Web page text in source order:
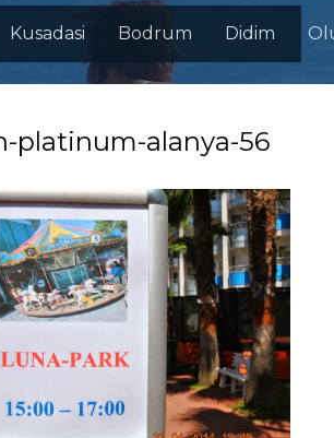
Kusadasi Bodrum Didim
platinum-alanya-56